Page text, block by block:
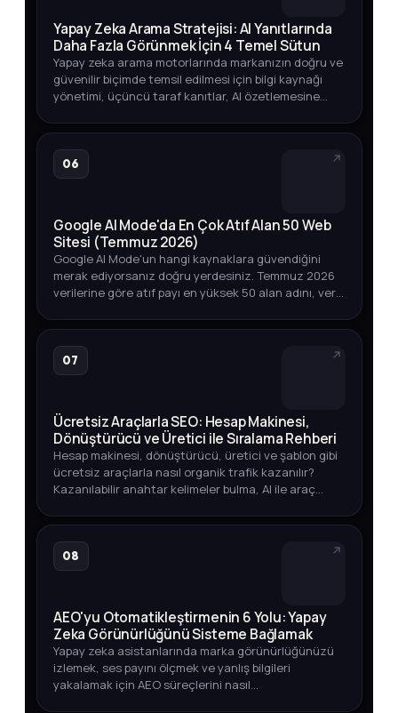
Yapay Zeka Arama Stratejisi: AI Yanıtlarında
Daha Fazla Görünmek İçin 4 Temel Sütun
Yapay zeka arama motorlarında markanızın doğru ve
güvenilir biçimde temsil edilmesi için bilgi kaynağı
yönetimi, üçüncü taraf kanıtlar, AI özetlemesine
kapsamlı bir strate…
06
Google AI Mode'da En Çok Atıf Alan 50 Web
Sitesi (Temmuz 2026)
Google AI Mode'un hangi kaynaklara güvendiğini
merak ediyorsanız doğru yerdesiniz. Temmuz 2026
verilerine göre atıf payı en yüksek 50 alan adını, veri
yollarını keşfedin.
07
Ücretsiz Araçlarla SEO: Hesap Makinesi,
Dönüştürücü ve Üretici ile Sıralama Rehberi
Hesap makinesi, dönüştürücü, üretici ve şablon gibi
ücretsiz araçlarla nasıl organik trafik kazanılır?
Kazanılabilir anahtar kelimeler bulma, AI ile araç
08
AEO'yu Otomatikleştirmenin 6 Yolu: Yapay
Zeka Görünürlüğünü Sisteme Bağlamak
Yapay zeka asistanlarında marka görünürlüğünüzü
izlemek, ses payını ölçmek ve yanlış bilgileri
yakalamak için AEO süreçlerini nasıl